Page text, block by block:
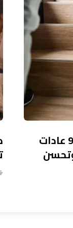
منها استخدام السلالم.. 9 عادات